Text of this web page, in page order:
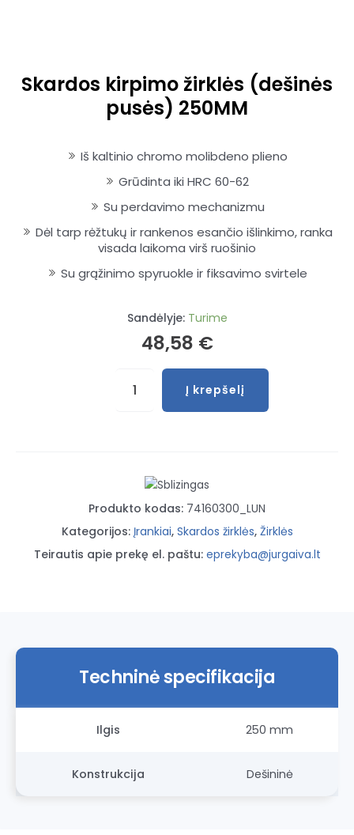
Skardos kirpimo žirklės (dešinės
pusės) 250MM
Iš kaltinio chromo molibdeno plieno
Grūdinta iki HRC 60-62
Su perdavimo mechanizmu
Dėl tarp rėžtukų ir rankenos esančio išlinkimo, ranka
visada laikoma virš ruošinio
Su grąžinimo spyruokle ir fiksavimo svirtele
Sandėlyje: Turime
48,58 €
250MM
Į krepšelį
Produkto kodas: 74160300_LUN
Kategorijos: Įrankiai, Skardos žirklės, Žirklės
Teirautis apie prekę el. paštu: eprekyba@jurgaiva.lt
Techninė specifikacija
Ilgis 250 mm
Konstrukcija Dešininė